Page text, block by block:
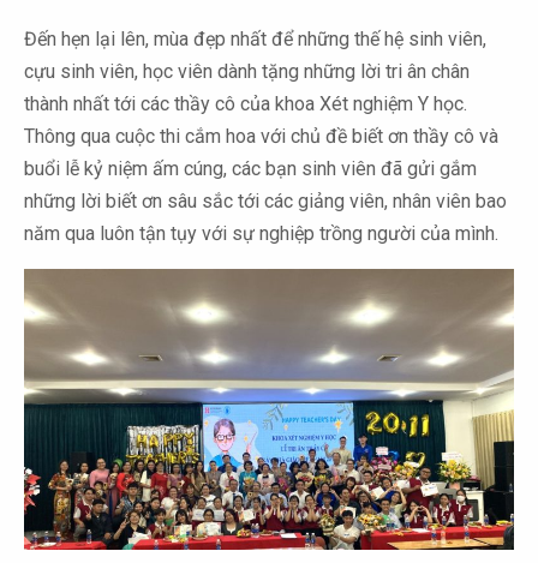
Đến hẹn lại lên, mùa đẹp nhất để những thế hệ sinh viên,
cựu sinh viên, học viên dành tặng những lời tri ân chân
thành nhất tới các thầy cô của khoa Xét nghiệm Y học.
Thông qua cuộc thi cắm hoa với chủ đề biết ơn thầy cô và
buổi lễ kỷ niệm ấm cúng, các bạn sinh viên đã gửi gắm
những lời biết ơn sâu sắc tới các giảng viên, nhân viên bao
năm qua luôn tận tụy với sự nghiệp trồng người của mình.